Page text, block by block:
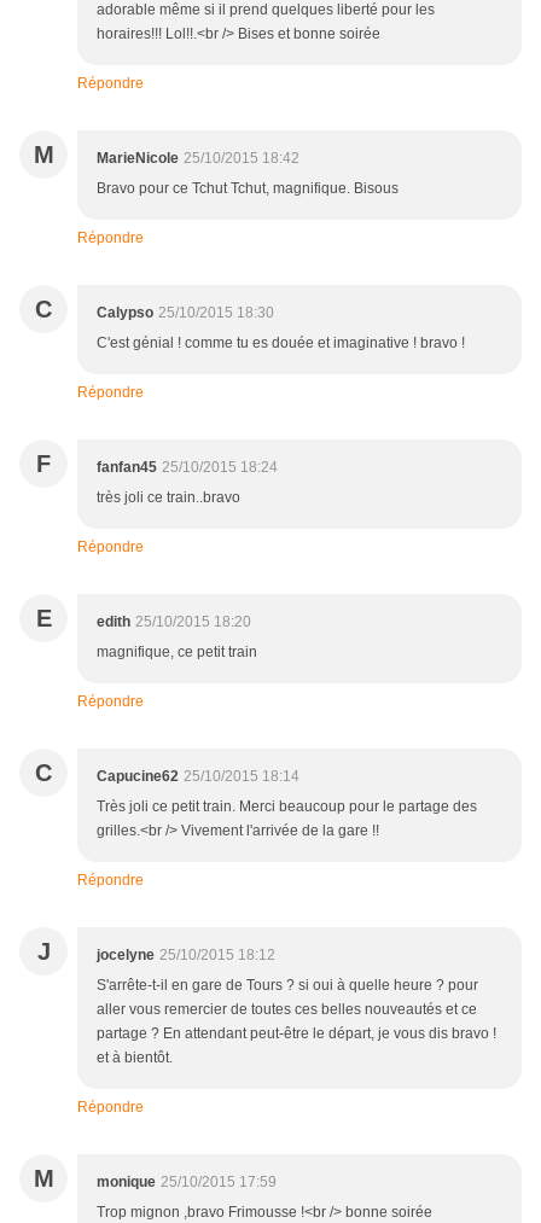
adorable même si il prend quelques liberté pour les
horaires!!! Lol!!.<br /> Bises et bonne soirée
Répondre
M MarieNicole 25/10/2015 18:42
Bravo pour ce Tchut Tchut, magnifique. Bisous
Répondre
C Calypso 25/10/2015 18:30
C'est génial ! comme tu es douée et imaginative ! bravo !
Répondre
F fanfan45 25/10/2015 18:24
très joli ce train..bravo
Répondre
E edith 25/10/2015 18:20
magnifique, ce petit train
Répondre
C Capucine62 25/10/2015 18:14
Très joli ce petit train. Merci beaucoup pour le partage des
grilles.<br /> Vivement l'arrivée de la gare !!
Répondre
J jocelyne 25/10/2015 18:12
S'arrête-t-il en gare de Tours ? si oui à quelle heure ? pour
aller vous remercier de toutes ces belles nouveautés et ce
partage ? En attendant peut-être le départ, je vous dis bravo !
et à bientôt.
Répondre
M monique 25/10/2015 17:59
Trop mignon ,bravo Frimousse !<br /> bonne soirée